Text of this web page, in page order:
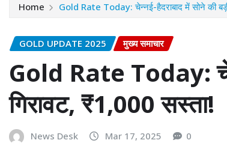
Home Gold Rate Today: चेन्नई-हैदराबाद में सोने की
GOLD UPDATE 2025 मुख्य समाचार
Gold Rate Today:
गिरावट, ₹1,000 सस्ता!
News Desk Mar 17, 2025 0